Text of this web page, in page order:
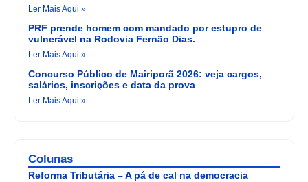
Ler Mais Aqui »
PRF prende homem com mandado por estupro de
vulnerável na Rodovia Fernão Dias.
Ler Mais Aqui »
Concurso Público de Mairiporã 2026: veja cargos,
salários, inscrições e data da prova
Ler Mais Aqui »
Colunas
Reforma Tributária – A pá de cal na democracia